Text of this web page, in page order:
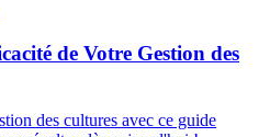
de Votre Gestion des
des cultures avec ce guide